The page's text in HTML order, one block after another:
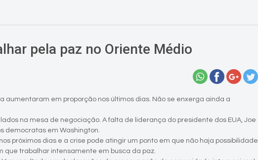
pela paz no Oriente Médio
aumentaram em proporção nos últimos dias. Não se enxerga ainda a
na mesa de negociação. A falta de liderança do presidente dos EUA, Joe
democratas em Washington.
próximos dias e a crise pode atingir um ponto em que não haja possibilidade
que trabalhar intensamente em busca da paz.